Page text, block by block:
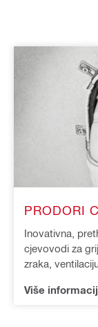
PRODORI
Inovativna,
cjevovodi za
zraka,
Više